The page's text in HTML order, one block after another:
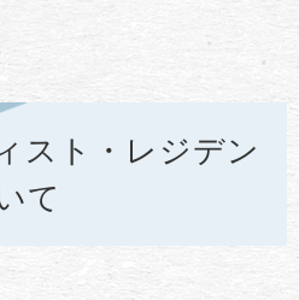
スト・レジデン
て